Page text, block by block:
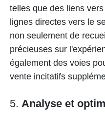
telles que des liens
lignes directes vers le
non seulement de
précieuses sur
également des voies
vente incitatifs
5. Analyse et